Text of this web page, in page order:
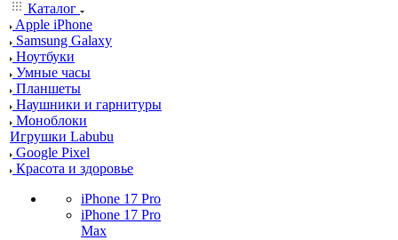
Каталог
Apple iPhone
Samsung Galaxy
Ноутбуки
Умные часы
Планшеты
Наушники и гарнитуры
Моноблоки
Игрушки Labubu
Google Pixel
Красота и здоровье
iPhone 17 Pro
iPhone 17 Pro
Max